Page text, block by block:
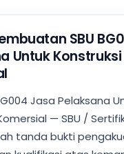
SBU
Untuk
Jasa Pelaksana
— SBU /
tanda bukti